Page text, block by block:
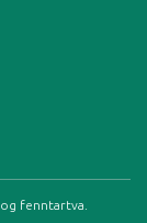
fenntartva.